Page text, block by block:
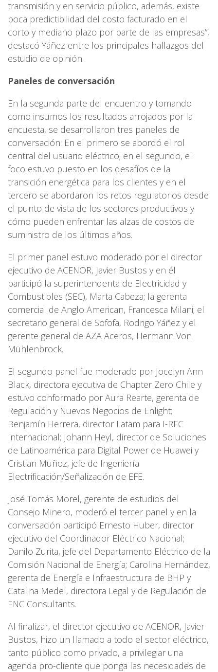
transmisión y en servicio público, además, existe
poca predictibilidad del costo facturado en el
corto y mediano plazo por parte de las empresas”,
destacó Yáñez entre los principales hallazgos del
estudio de opinión.
Paneles de conversación
En la segunda parte del encuentro y tomando
como insumos los resultados arrojados por la
encuesta, se desarrollaron tres paneles de
conversación: En el primero se abordó el rol
central del usuario eléctrico; en el segundo, el
foco estuvo puesto en los desafíos de la
transición energética para los clientes y en el
tercero se abordaron los retos regulatorios desde
el punto de vista de los sectores productivos y
cómo pueden enfrentar las alzas de costos de
suministro de los últimos años.
El primer panel estuvo moderado por el director
ejecutivo de ACENOR, Javier Bustos y en él
participó la superintendenta de Electricidad y
Combustibles (SEC), Marta Cabeza; la gerenta
comercial de Anglo American, Francesca Milani; el
secretario general de Sofofa, Rodrigo Yáñez y el
gerente general de AZA Aceros, Hermann Von
Mühlenbrock.
El segundo panel fue moderado por Jocelyn Ann
Black, directora ejecutiva de Chapter Zero Chile y
estuvo conformado por Aura Rearte, gerenta de
Regulación y Nuevos Negocios de Enlight;
Benjamín Herrera, director Latam para I-REC
Internacional; Johann Heyl, director de Soluciones
de Latinoamérica para Digital Power de Huawei y
Cristian Muñoz, jefe de Ingeniería
Electrificación/Señalización de EFE.
José Tomás Morel, gerente de estudios del
Consejo Minero, moderó el tercer panel y en la
conversación participó Ernesto Huber, director
ejecutivo del Coordinador Eléctrico Nacional;
Danilo Zurita, jefe del Departamento Eléctrico de la
Comisión Nacional de Energía; Carolina Hernández,
gerenta de Energía e Infraestructura de BHP y
Catalina Medel, directora Legal y de Regulación de
ENC Consultants.
Al finalizar, el director ejecutivo de ACENOR, Javier
Bustos, hizo un llamado a todo el sector eléctrico,
tanto público como privado, a privilegiar una
agenda pro-cliente que ponga las necesidades de